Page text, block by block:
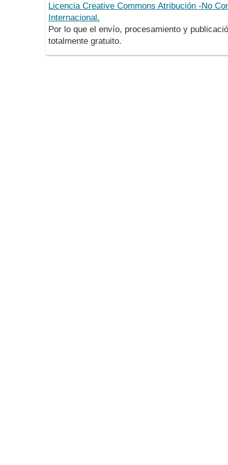
Licencia Creative Commons Atribución -No
Internacional.
Por lo que el envío, procesamiento y
totalmente gratuito.